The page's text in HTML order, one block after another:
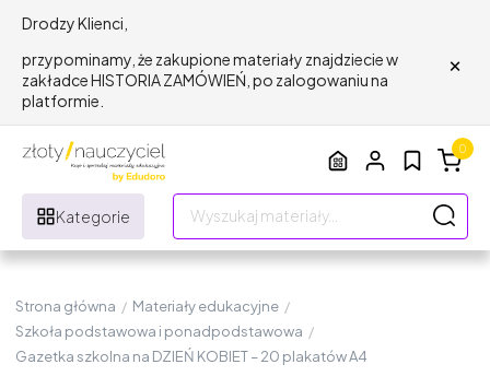
Drodzy Klienci,
przypominamy, że zakupione materiały znajdziecie w
zakładce HISTORIA ZAMÓWIEŃ, po zalogowaniu na
platformie.
×
Kategorie
0
Strona główna / Materiały edukacyjne /
Szkoła podstawowa i ponadpodstawowa /
Gazetka szkolna na DZIEŃ KOBIET – 20 plakatów A4